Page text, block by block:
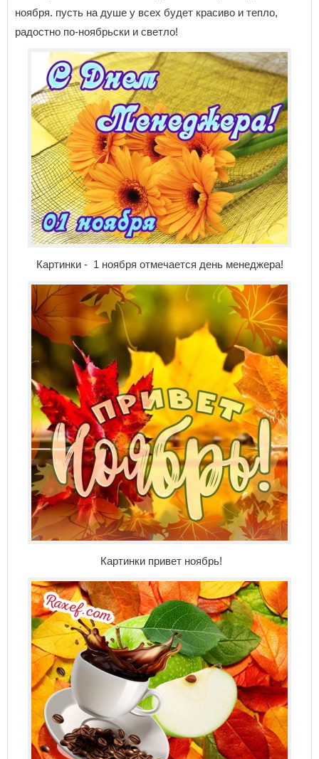
ноября. пусть на душе у всех будет красиво и тепло,
радостно по-ноябрьски и светло!
Картинки - 1 ноября отмечается день менеджера!
Картинки привет ноябрь!